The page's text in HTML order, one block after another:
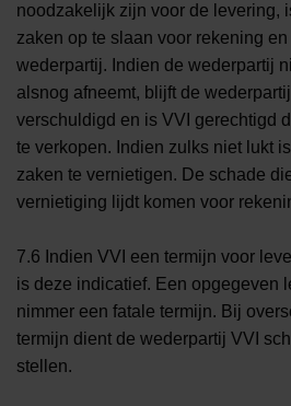
noodzakelijk zijn voor de levering,
zaken op te slaan voor rekening
wederpartij. Indien de wederpartij
alsnog afneemt, blijft de
verschuldigd en is VVI gerechtigd
te verkopen. Indien zulks niet lukt
zaken te vernietigen. De schade
vernietiging lijdt komen voor
7.6 Indien VVI een termijn voor
is deze indicatief. Een opgegeven
nimmer een fatale termijn. Bij
termijn dient de wederpartij VVI
stellen.